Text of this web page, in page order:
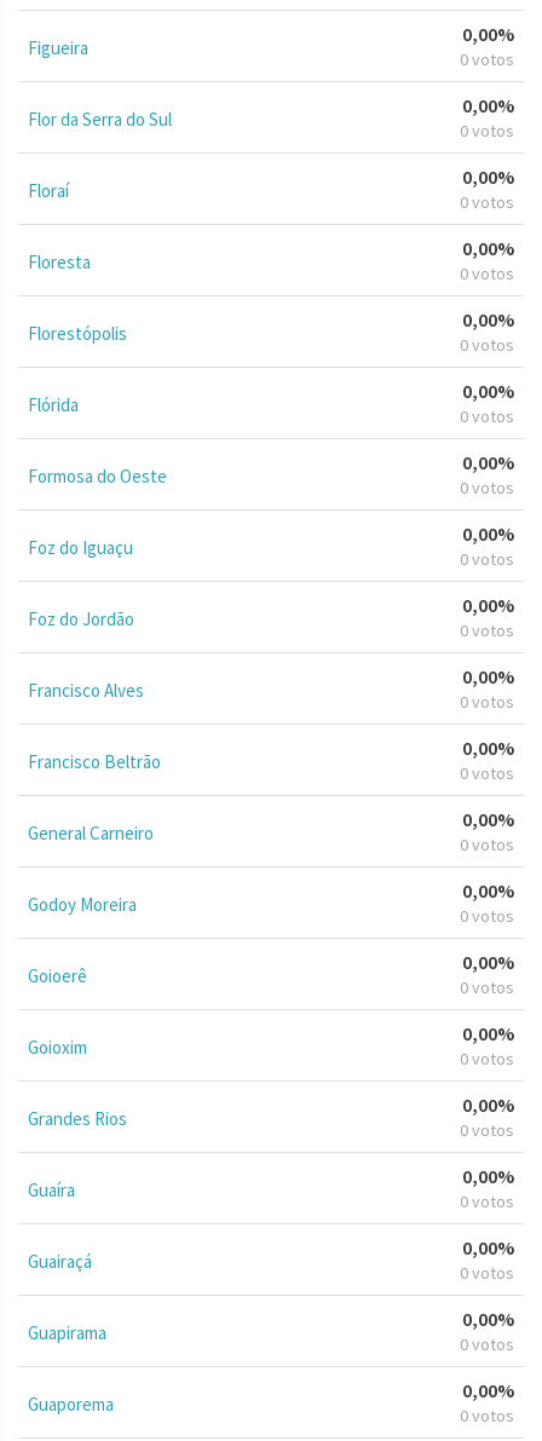
Figueira
0,00%
0 votos
Flor da Serra do Sul
0,00%
0 votos
Floraí
0,00%
0 votos
Floresta
0,00%
0 votos
Florestópolis
0,00%
0 votos
Flórida
0,00%
0 votos
Formosa do Oeste
0,00%
0 votos
Foz do Iguaçu
0,00%
0 votos
Foz do Jordão
0,00%
0 votos
Francisco Alves
0,00%
0 votos
Francisco Beltrão
0,00%
0 votos
General Carneiro
0,00%
0 votos
Godoy Moreira
0,00%
0 votos
Goioerê
0,00%
0 votos
Goioxim
0,00%
0 votos
Grandes Rios
0,00%
0 votos
Guaíra
0,00%
0 votos
Guairaçá
0,00%
0 votos
Guapirama
0,00%
0 votos
Guaporema
0,00%
0 votos